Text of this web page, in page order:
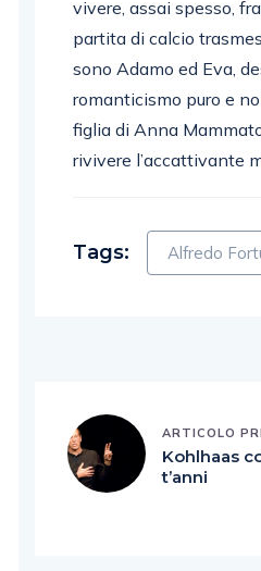
vivere, assai spesso,
partita di calcio
sono Adamo ed Eva,
romanticismo puro e
figlia di Anna
rivivere l’accattivante
Tags: Alfredo
ARTICOLO
Kohlhaas
t’anni